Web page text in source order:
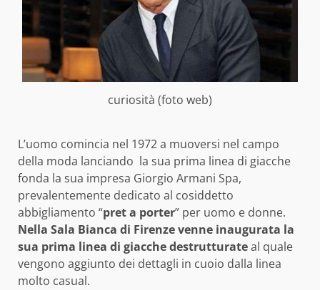
curiosità (foto web)
L’uomo comincia nel 1972 a muoversi nel campo
della moda lanciando la sua prima linea di giacche
fonda la sua impresa Giorgio Armani Spa,
prevalentemente dedicato al cosiddetto
abbigliamento “pret a porter” per uomo e donne.
Nella Sala Bianca di Firenze venne inaugurata la
sua prima linea di giacche destrutturateal quale
vengono aggiunto dei dettagli in cuoio dalla linea
molto casual.